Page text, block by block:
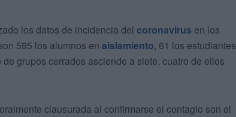
los datos de incidencia del coronavirus en los
595 los alumnos en aislamiento, 61 los estudiantes
grupos cerrados asciende a siete, cuatro de ellos
clausurada al confirmarse el contagio son el